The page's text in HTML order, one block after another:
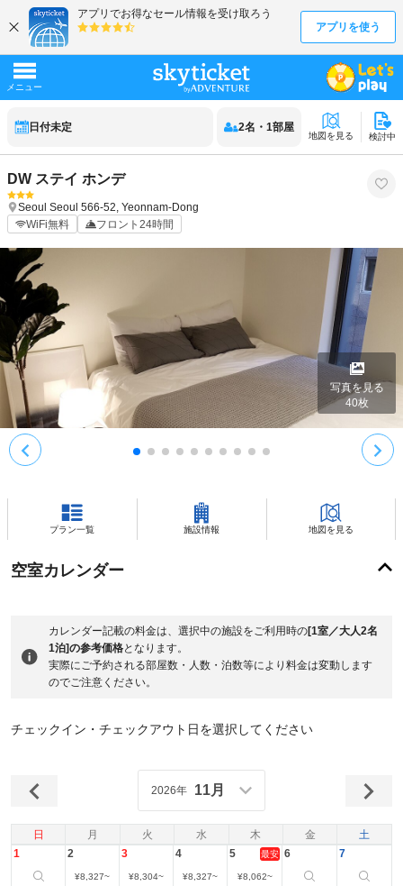
日付未定 2名 ・ 1部屋
地図を見る 検討中
DW ステイ ホンデ
Seoul Seoul 566-52, Yeonnam-Dong
WiFi無料
フロント24時間
写真を見る
40枚
プラン一覧 施設情報 地図を見る
空室カレンダー
カレンダー記載の料金は、選択中の施設をご利用時の[1室／大人2名
1泊]の参考価格となります。
実際にご予約される部屋数・人数・泊数等により料金は変動します
のでご注意ください。
チェックイン・チェックアウト日を選択してください
日 月 火 水 木 金 土
2026年 11月
1 2
¥8,327~
3
¥8,304~
4
¥8,327~
5 最安
¥8,062~
6 7